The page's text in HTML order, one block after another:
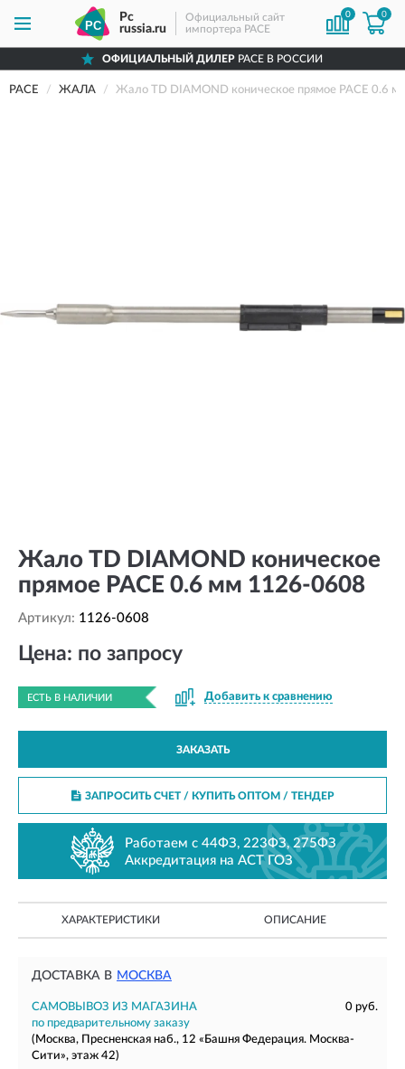
Pc
russia.ru
Официальный сайт
импортера PACE
0 0
ОФИЦИАЛЬНЫЙ ДИЛЕРPACE В РОССИИ
PACE ЖАЛА Жало TD DIAMOND коническое прямое PACE 0.6
Жало TD DIAMOND коническое
прямое PACE 0.6 мм 1126-0608
Артикул: 1126-0608
Цена: по запросу
ЕСТЬ В НАЛИЧИИ Добавить к сравнению
ЗАКАЗАТЬ
ЗАПРОСИТЬ СЧЕТ / КУПИТЬ ОПТОМ/ ТЕНДЕР
Работаем с 44ФЗ, 223ФЗ, 275ФЗ
Аккредитация на АСТ ГОЗ
ХАРАКТЕРИСТИКИ ОПИСАНИЕ
ДОСТАВКА В МОСКВА
САМОВЫВОЗ ИЗ МАГАЗИНА
0 руб.
по предварительному заказу
(Москва, Пресненская наб., 12 «Башня Федерация. Москва-
Сити», этаж 42)